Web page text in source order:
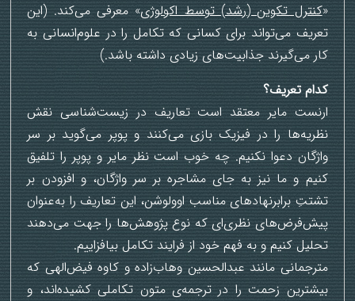
«کنترل تکوین (رشد) توسط اکولوژی» معرفی می‌کند. (این
تعریف می‌تواند برای کسانی که تکامل را در علوم‌انسانی به
کار می‌گیرند جذابیت‌های زیادی داشته باشد.)
کدام تعریف؟
ارنست مایر معتقد است تعاریف در زیست‌شناسی نقش
نظریه‌ها را در فیزیک بازی می‌کنند و پوپر می‌گوید بر سر
واژگان دعوا نکنیم. چه خوب است نظر مایر و پوپر را تلفیق
کنیم و ما نیز به جای مشاجره بر سر واژگان، و افزودن بر
تشتتِ برابرنهادهای مناسب اوولوشن، این تعاریف را به‌عنوان
پیش‌فرض‌های نظری‌ای که نوع پژوهش‌ها را جهت می‌دهند
تحلیل کنیم و به فهم خود از فرایند تکامل بیافزاییم.
مترجمانی مانند عبدالحسین وهاب‌زاده و کاوه فیض‌الهی که
بیشترین زحمت را در ترجمه‌ی متون تکاملی کشیده‌اند، و